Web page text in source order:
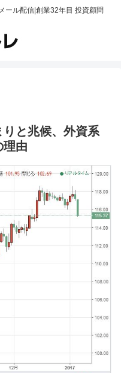
ール配信|創業32年目 投資顧問
りと兆候、外資系
理由